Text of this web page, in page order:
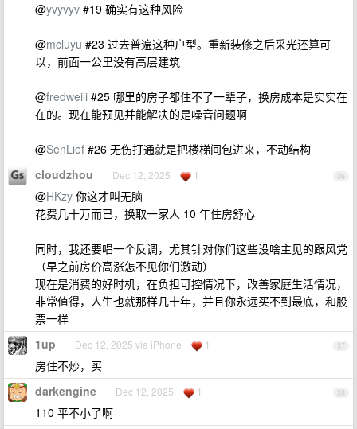
@yvyvyv #19 确实有这种风险
@mcluyu #23 过去普遍这种户型。重新装修之后采光还算可
以，前面一公里没有高层建筑
@fredweili #25 哪里的房子都住不了一辈子，换房成本是实实在
在的。现在能预见并能解决的是噪音问题啊
@SenLief #26 无伤打通就是把楼梯间包进来，不动结构
36
cloudzhou Dec 12, 2025 1
@HKzy 你这才叫无脑
花费几十万而已，换取一家人 10 年住房舒心
同时，我还要唱一个反调，尤其针对你们这些没啥主见的跟风党
（早之前房价高涨怎不见你们激动）
现在是消费的好时机，在负担可控情况下，改善家庭生活情况，
非常值得，人生也就那样几十年，并且你永远买不到最底，和股
票一样
37
1up Dec 12, 2025 via iPhone 1
房住不炒，买
38
darkengine Dec 12, 2025 1
110 平不小了啊